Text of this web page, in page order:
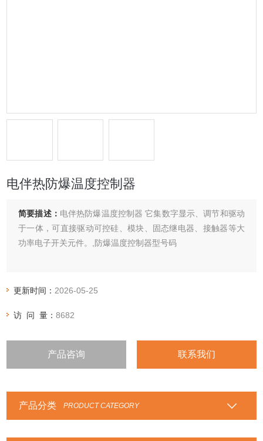
电伴热防爆温度控制器
简要描述： 电伴热防爆温度控制器 它集数字显示、调节和驱动
于一体，可直接驱动可控硅、模块、固态继电器、接触器等大
功率电子开关元件。,防爆温度控制器型号码
更新时间： 2026-05-25
访 问 量：8682
产品咨询 联系我们
产品分类 PRODUCT CATEGORY